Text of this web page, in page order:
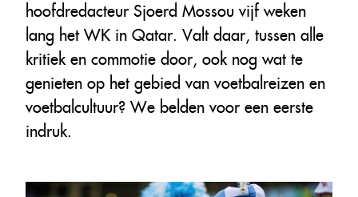
hoofdredacteur Sjoerd Mossou vijf weken
lang het WK in Qatar. Valt daar, tussen alle
kritiek en commotie door, ook nog wat te
genieten op het gebied van voetbalreizen en
voetbalcultuur? We belden voor een eerste
indruk.